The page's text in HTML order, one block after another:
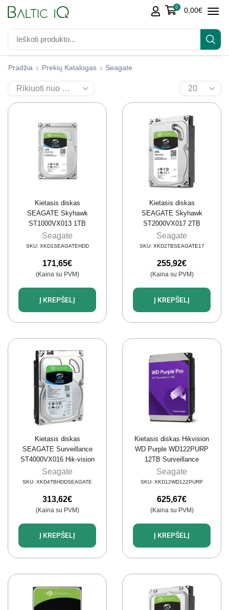
0 0,00€
Pradžia Prekių Katalogas Seagate
Kietasis diskas
SEAGATE Skyhawk
ST1000VX013 1TB
Surveillance
Seagate
SKU: XKD1SEAGATEHDD
171,65€
(Kaina su PVM)
Į KREPŠELĮ
Kietasis diskas
SEAGATE Skyhawk
ST2000VX017 2TB
Surveillance
Seagate
SKU: XKD2TBSEAGATE17
255,92€
(Kaina su PVM)
Į KREPŠELĮ
Kietasis diskas
SEAGATE Surveillance
ST4000VX016 Hik-vision
4 TB
Seagate
SKU: XKD4TBHDDSEAGATE
313,62€
(Kaina su PVM)
Į KREPŠELĮ
Kietasis diskas Hikvision
WD Purple WD122PURP
12TB Surveillance
Seagate
SKU: XKD12WD122PURP
625,67€
(Kaina su PVM)
Į KREPŠELĮ